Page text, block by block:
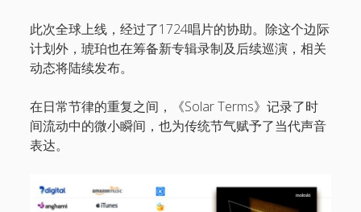
此次全球上线，经过了1724唱片的协助。除这个边际
计划外，琥珀也在筹备新专辑录制及后续巡演，相关
动态将陆续发布。
在日常节律的重复之间，《Solar Terms》记录了时
间流动中的微小瞬间，也为传统节气赋予了当代声音
表达。